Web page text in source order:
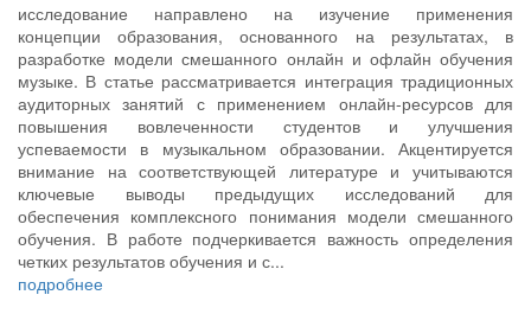
исследование направлено на изучение применения
концепции образования, основанного на результатах, в
разработке модели смешанного онлайн и офлайн обучения
музыке. В статье рассматривается интеграция традиционных
аудиторных занятий с применением онлайн-ресурсов для
повышения вовлеченности студентов и улучшения
успеваемости в музыкальном образовании. Акцентируется
внимание на соответствующей литературе и учитываются
ключевые выводы предыдущих исследований для
обеспечения комплексного понимания модели смешанного
обучения. В работе подчеркивается важность определения
четких результатов обучения и с...
подробнее